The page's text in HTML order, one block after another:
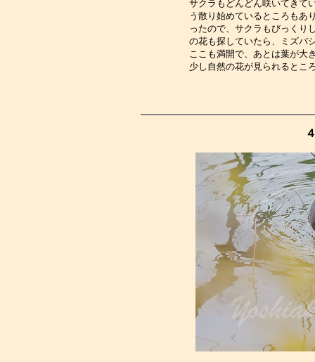
サクラもどんどん咲いてきて
う散り始めているところもあ
ったので、サクラもびっくり
の花も探していたら、ミズバ
ここも満開で、あとは葉が大
少し自然の花が見られると